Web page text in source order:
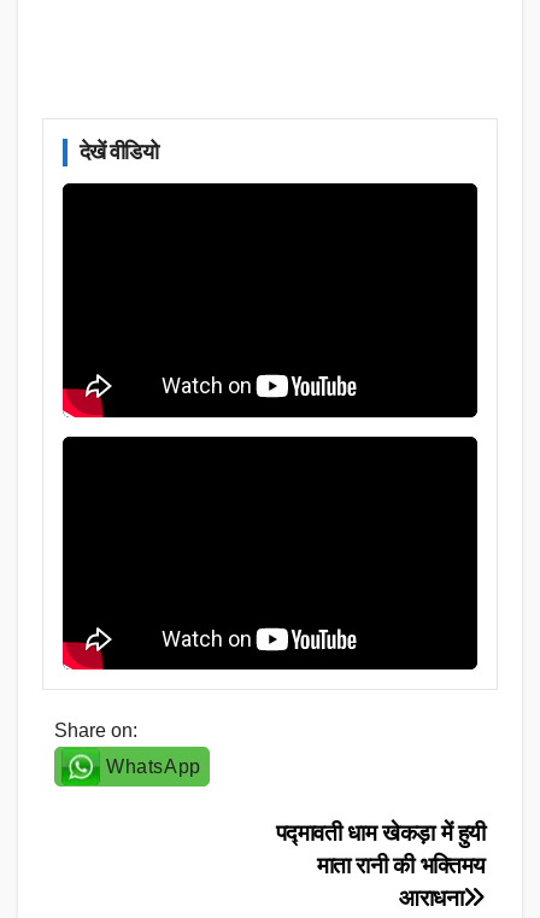
देखें वीडियो
Share on:
WhatsApp
पद्मावती धाम खेकड़ा में हुयी
माता रानी की भक्तिमय
आराधना